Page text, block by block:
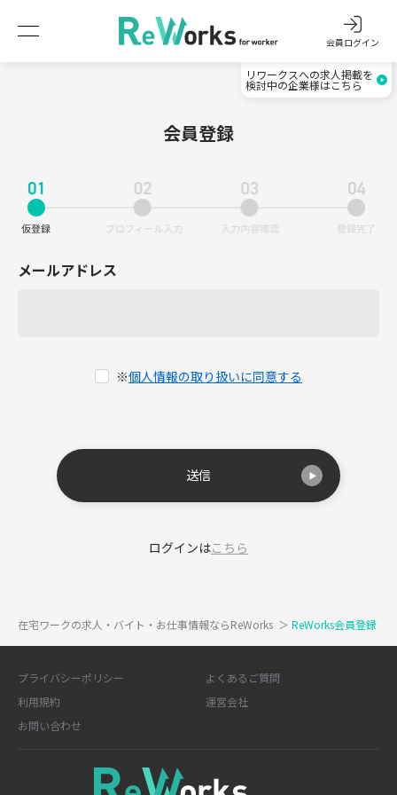
会員ログイン
リワークスへの求人掲載を
検討中の企業様はこちら
会員登録
メールアドレス
※個人情報の取り扱いに同意する
送信
ログインはこちら
在宅ワークの求人・バイト・お仕事情報ならReWorks ＞ ReWorks会員登録
プライバシーポリシー
よくあるご質問
利用規約
運営会社
お問い合わせ